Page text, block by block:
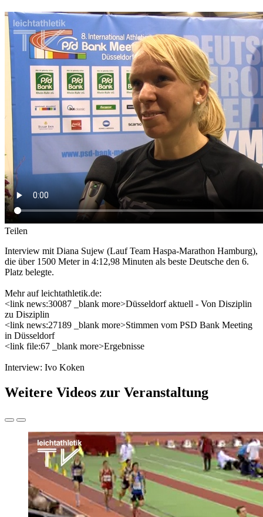
Teilen
Interview mit Diana Sujew (Lauf Team Haspa-Marathon Hamburg),
die über 1500 Meter in 4:12,98 Minuten als beste Deutsche den 6.
Platz belegte.
Mehr auf leichtathletik.de:
<link news:30087 _blank more>Düsseldorf aktuell - Von Disziplin
zu Disziplin
<link news:27189 _blank more>Stimmen vom PSD Bank Meeting
in Düsseldorf
<link file:67 _blank more>Ergebnisse
Interview: Ivo Koken
Weitere Videos zur Veranstaltung